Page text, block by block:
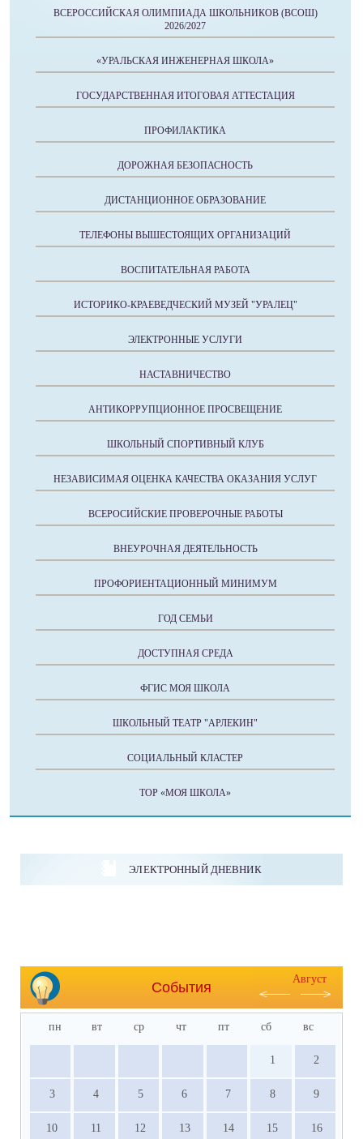
ВСЕРОССИЙСКАЯ ОЛИМПИАДА ШКОЛЬНИКОВ (ВСОШ)
2026/2027
«УРАЛЬСКАЯ ИНЖЕНЕРНАЯ ШКОЛА»
ГОСУДАРСТВЕННАЯ ИТОГОВАЯ АТТЕСТАЦИЯ
ПРОФИЛАКТИКА
ДОРОЖНАЯ БЕЗОПАСНОСТЬ
ДИСТАНЦИОННОЕ ОБРАЗОВАНИЕ
ТЕЛЕФОНЫ ВЫШЕСТОЯЩИХ ОРГАНИЗАЦИЙ
ВОСПИТАТЕЛЬНАЯ РАБОТА
ИСТОРИКО-КРАЕВЕДЧЕСКИЙ МУЗЕЙ "УРАЛЕЦ"
ЭЛЕКТРОННЫЕ УСЛУГИ
НАСТАВНИЧЕСТВО
АНТИКОРРУПЦИОННОЕ ПРОСВЕЩЕНИЕ
ШКОЛЬНЫЙ СПОРТИВНЫЙ КЛУБ
НЕЗАВИСИМАЯ ОЦЕНКА КАЧЕСТВА ОКАЗАНИЯ УСЛУГ
ВСЕРОСИЙСКИЕ ПРОВЕРОЧНЫЕ РАБОТЫ
ВНЕУРОЧНАЯ ДЕЯТЕЛЬНОСТЬ
ПРОФОРИЕНТАЦИОННЫЙ МИНИМУМ
ГОД СЕМЬИ
ДОСТУПНАЯ СРЕДА
ФГИС МОЯ ШКОЛА
ШКОЛЬНЫЙ ТЕАТР "АРЛЕКИН"
СОЦИАЛЬНЫЙ КЛАСТЕР
ТОР «МОЯ ШКОЛА»
ЭЛЕКТРОННЫЙ ДНЕВНИК
События
Август
пн вт ср чт пт сб вс
1 2
3 4 5 6 7 8 9
10 11 12 13 14 15 16